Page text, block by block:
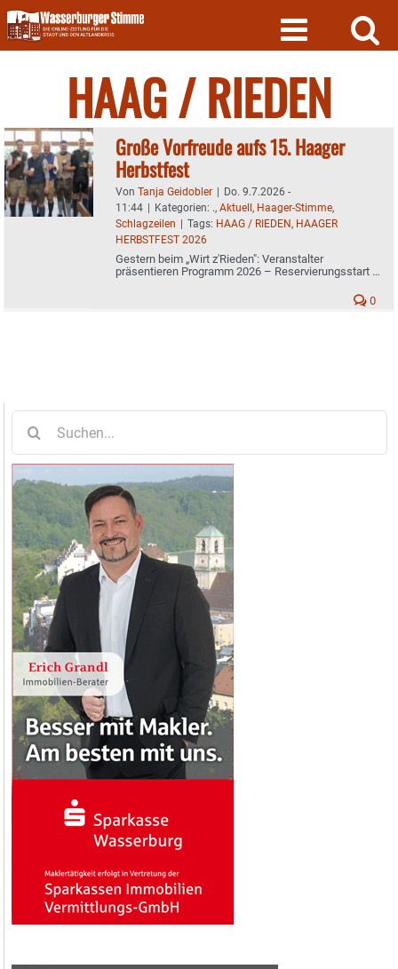
Skip
to
content
HAAG / RIEDEN
Große Vorfreude aufs 15. Haager
Herbstfest
Von Tanja Geidobler | Do. 9.7.2026 -
11:44 | Kategorien: ., Aktuell, Haager-Stimme,
Schlagzeilen | Tags: HAAG / RIEDEN, HAAGER
HERBSTFEST 2026
Gestern beim „Wirt z'Rieden": Veranstalter
präsentieren Programm 2026 – Reservierungsstart ab
0
nach: